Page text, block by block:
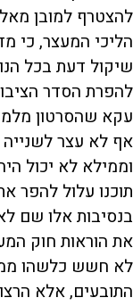
להצטרף למובן
הליכי המעצר, כי
שיקול דעת בכל
להפרת הסדר
עקא שהסרטון
אף לא עצר
וממילא לא יכול
תוכנו עלול להפר
בנסיבות אלו שם
את הוראות חוק
לא חשש כלשהו
התובעים, אלא